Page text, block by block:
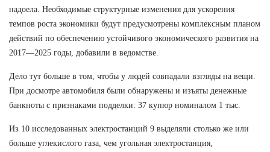
надоела. Необходимые структурные изменения для ускорения
темпов роста экономики будут предусмотрены комплексным планом
действий по обеспечению устойчивого экономического развития на
2017—2025 годы, добавили в ведомстве.
Дело тут больше в том, чтобы у людей совпадали взгляды на вещи.
При досмотре автомобиля были обнаружены и изъяты денежные
банкноты с признаками подделки: 37 купюр номиналом 1 тыс.
Из 10 исследованных электростанций 9 выделяли столько же или
больше углекислого газа, чем угольная электростанция,